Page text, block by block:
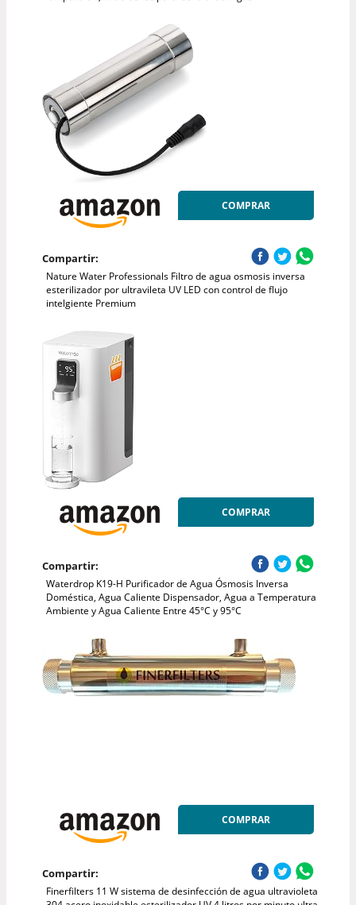
COMPRAR
Compartir:
Nature Water Professionals Filtro de agua osmosis inversa
esterilizador por ultravileta UV LED con control de flujo
intelgiente Premium
COMPRAR
Compartir:
Waterdrop K19-H Purificador de Agua Ósmosis Inversa
Doméstica, Agua Caliente Dispensador, Agua a Temperatura
Ambiente y Agua Caliente Entre 45°C y 95°C
COMPRAR
Compartir:
Finerfilters 11 W sistema de desinfección de agua ultravioleta